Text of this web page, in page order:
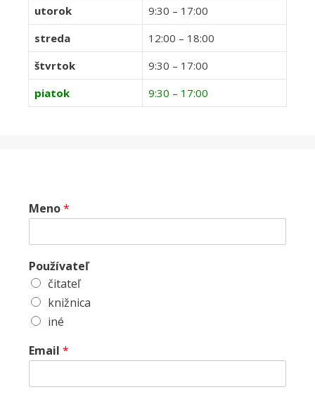
utorok
9:30 – 17:00
streda
12:00 – 18:00
štvrtok
9:30 – 17:00
piatok
9:30 – 17:00
Meno*
Používateľ
čitateľ
knižnica
iné
Email *